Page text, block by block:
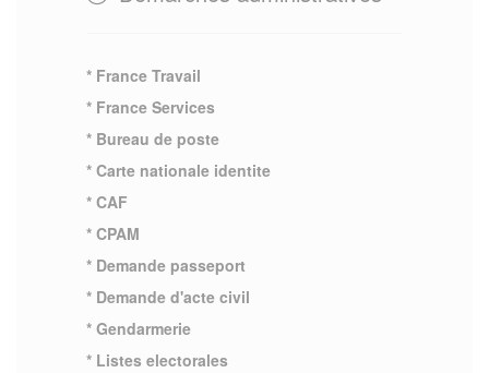
* France Travail
* France Services
* Bureau de poste
* Carte nationale identite
* CAF
* CPAM
* Demande passeport
* Demande d'acte civil
* Gendarmerie
* Listes electorales